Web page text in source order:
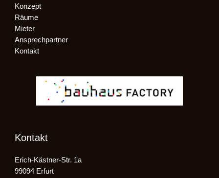
Konzept
Räume
Mieter
Ansprechpartner
Kontakt
Kontakt
Erich-Kästner-Str. 1a
99094 Erfurt